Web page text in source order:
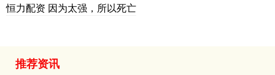
恒力配资 因为太强，所以死亡
推荐资讯